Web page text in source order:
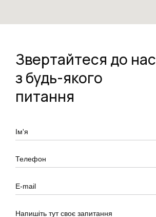
Звертайтеся до нас
з будь-якого
питання